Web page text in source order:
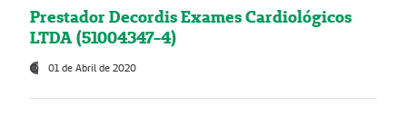
Prestador Decordis Exames Cardiológicos
LTDA (51004347-4)
01 de Abril de 2020